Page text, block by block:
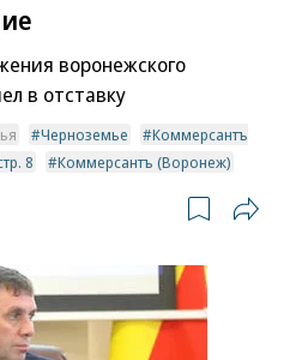
воронежского
в отставку
Черноземье
Коммерсантъ
8
Коммерсантъ (Воронеж)